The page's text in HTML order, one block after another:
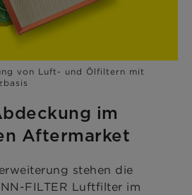
von Luft- und Ölfiltern mit
im
Aftermarket
stehen die
FILTER Luftfilter im